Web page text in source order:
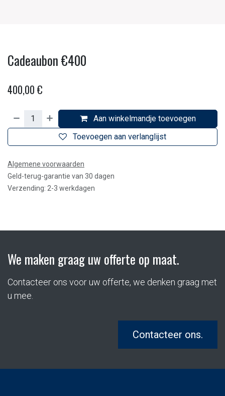
Cadeaubon €400
400,00 €
Aan winkelmandje toevoegen
Toevoegen aan verlanglijst
Algemene voorwaarden
Geld-terug-garantie van 30 dagen
Verzending: 2-3 werkdagen
We maken graag uw offerte op maat.
Contacteer ons voor uw offerte, we denken graag met
u mee.
Contacteer ons.